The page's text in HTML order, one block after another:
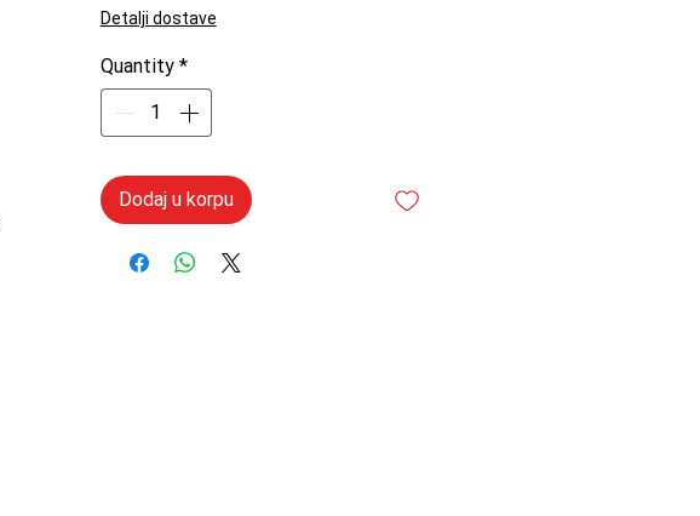
Detalji dostave
Quantity *
Dodaj u korpu